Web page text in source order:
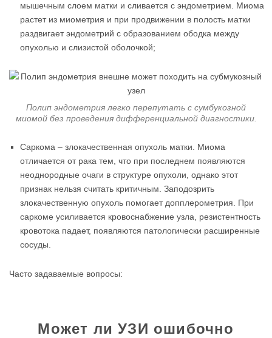
мышечным слоем матки и сливается с эндометрием. Миома
растет из миометрия и при продвижении в полость матки
раздвигает эндометрий с образованием ободка между
опухолью и слизистой оболочкой;
Полип эндометрия легко перепутать с сумбукозной
миомой без проведения дифференциальной диагностики.
Саркома – злокачественная опухоль матки. Миома
отличается от рака тем, что при последнем появляются
неоднородные очаги в структуре опухоли, однако этот
признак нельзя считать критичным. Заподозрить
злокачественную опухоль помогает допплерометрия. При
саркоме усиливается кровоснабжение узла, резистентность
кровотока падает, появляются патологически расширенные
сосуды.
Часто задаваемые вопросы:
Может ли УЗИ ошибочно